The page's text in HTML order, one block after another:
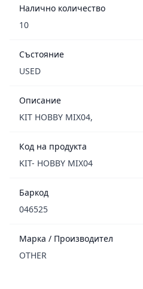
Налично количество
10
Състояние
USED
Описание
KIT HOBBY MIX04,
Код на продукта
KIT- HOBBY MIX04
Баркод
046525
Марка / Производител
OTHER